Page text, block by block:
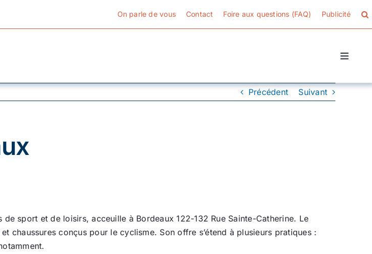
On parle de vous Contact Foire aux questions (FAQ) Publicité
Toggle
Vélos de ville
Actualité
Précédent Suivant
sport et de loisirs, acceuille à Bordeaux 122-132 Rue Sainte-Catherine. Le
chaussures conçus pour le cyclisme. Son offre s’étend à plusieurs pratiques :